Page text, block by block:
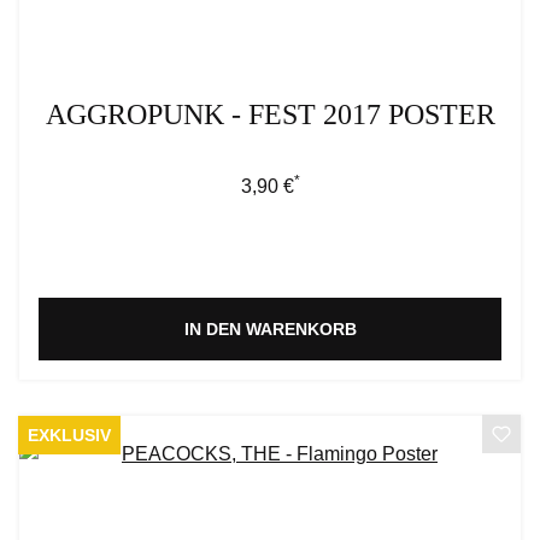
AGGROPUNK - FEST 2017 POSTER
Regulärer Preis:
3,90 €*
IN DEN WARENKORB
EXKLUSIV